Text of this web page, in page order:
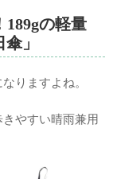
の軽量
」
りますよね。
やすい晴雨兼用